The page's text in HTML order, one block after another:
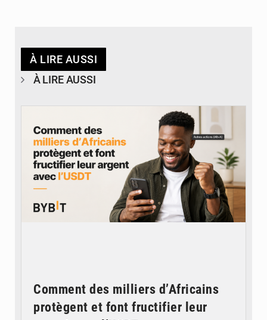
À LIRE AUSSI
À LIRE AUSSI
Comment des milliers d’Africains
protègent et font fructifier leur